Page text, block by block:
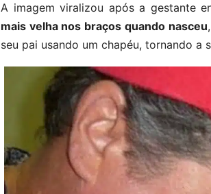
A imagem viralizou após a gestante
mais velha nos braços quando nasceu
seu pai usando um chapéu, tornando a